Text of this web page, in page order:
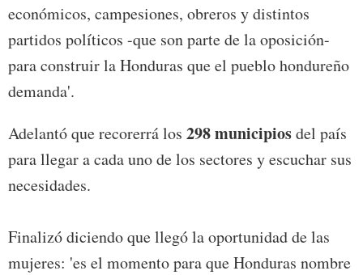
económicos, campesiones, obreros y distintos
partidos políticos -que son parte de la oposición-
para construir la Honduras que el pueblo hondureño
demanda'.
Adelantó que recorerrá los 298 municipiosdel país
para llegar a cada uno de los sectores y escuchar sus
necesidades.
Finalizó diciendo que llegó la oportunidad de las
mujeres: 'es el momento para que Honduras nombre